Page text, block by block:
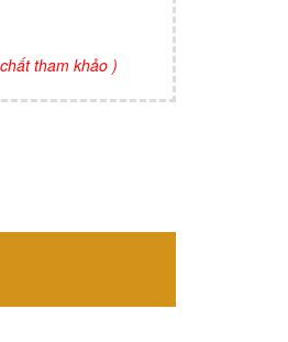
tham khảo )